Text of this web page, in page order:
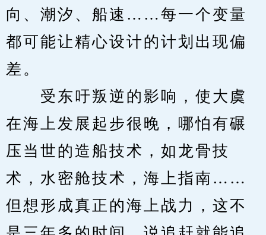
向、潮汐、船速……每一个变量
都可能让精心设计的计划出现偏
差。
受东吁叛逆的影响，使大虞
在海上发展起步很晚，哪怕有碾
压当世的造船技术，如龙骨技
术，水密舱技术，海上指南……
但想形成真正的海上战力，这不